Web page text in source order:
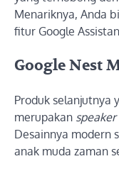
Menariknya, Anda
fitur Google
Google Nest
Produk selanjutnya
merupakan speaker
Desainnya modern
anak muda zaman